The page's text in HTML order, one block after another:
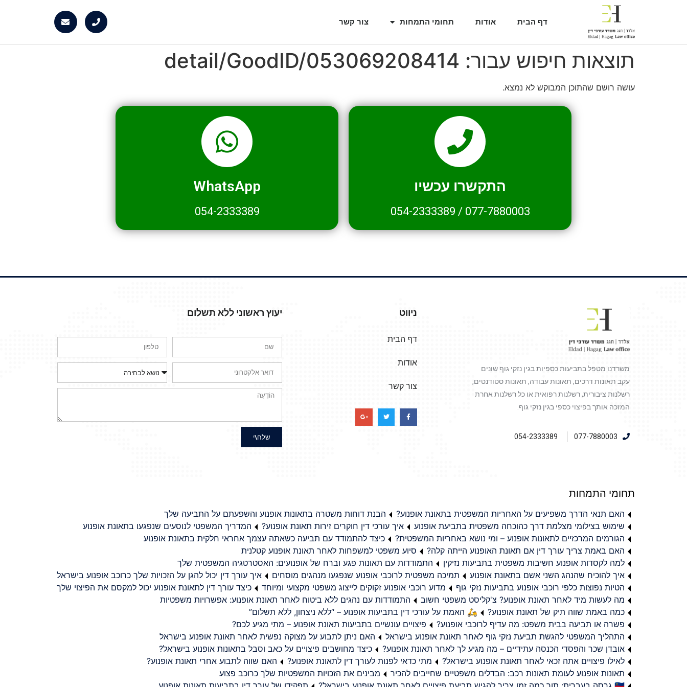
דף הבית אודות תחומי התמחות צור קשר
תוצאות חיפוש עבור: detail/GoodID/053069208414
עושה רושם שהתוכן המבוקש לא נמצא.
התקשרו עכשיו
077-7880003
/
054-2333389
WhatsApp
054-2333389
משרדנו מטפל בתביעות כספיות בגין נזקי גוף שונים
עקב תאונות דרכים, תאונות עבודה, תאונות סטודנטים,
רשלנות ציבורית, רשלנות רפואית או כל רשלנות אחרת
המזכה אותך בפיצוי כספי בגין נזקי גוף.
077-7880003
054-2333389
ניווט
דף הבית
אודות
צור קשר
יעוץ ראשוני ללא תשלום
שלח\י
תחומי התמחות
האם תנאי הדרך משפיעים על האחריות המשפטית בתאונת אופנוע?
הבנת דוחות משטרה בתאונות אופנוע והשפעתם על התביעה שלך
שימוש בצילומי מצלמת דרך כהוכחה משפטית בתביעת אופנוע
איך עורכי דין חוקרים זירות תאונת אופנוע?
המדריך המשפטי לנוסעים שנפגעו בתאונת אופנוע
הגורמים המרכזיים לתאונות אופנוע – ומי נושא באחריות המשפטית?
כיצד להתמודד עם תביעה כשאתה עצמך אחראי חלקית בתאונת אופנוע
האם באמת צריך עורך דין אם תאונת האופנוע הייתה קלה?
סיוע משפטי למשפחות לאחר תאונת אופנוע קטלנית
למה לקסדות אופנוע חשיבות משפטית בתביעות נזיקין
התמודדות עם תאונות פגע וברח של אופנועים: האסטרטגיה המשפטית שלך
איך להוכיח שהנהג השני אשם בתאונת אופנוע
תמיכה משפטית לרוכבי אופנוע שנפגעו מנהגים מוסחים
איך עורך דין יכול להגן על הזכויות שלך כרוכב אופנוע בישראל
הטיות נפוצות כלפי רוכבי אופנוע בתביעות נזקי גוף
מדוע רוכבי אופנוע זקוקים לייצוג משפטי מקצועי ומיוחד
כיצד עורך דין לתאונת אופנוע יכול למקסם את הפיצוי שלך
מה לעשות מיד לאחר תאונת אופנוע? צ'קליסט משפטי חשוב
התמודדות עם נהגים ללא ביטוח לאחר תאונת אופנוע: אפשרויות משפטיות
כמה באמת שווה תיק של תאונת אופנוע?
🛵 האמת על עורכי דין בתביעות אופנוע – “ללא ניצחון, ללא תשלום”
פשרה או תביעה בבית משפט: מה עדיף לרוכבי אופנוע?
פיצויים עונשיים בתביעות תאונת אופנוע – מתי מגיע לכם?
התהליך המשפטי להגשת תביעת נזקי גוף לאחר תאונת אופנוע בישראל
האם ניתן לתבוע על מצוקה נפשית לאחר תאונת אופנוע בישראל
אובדן שכר והפסדי הכנסה עתידיים – מה מגיע לך לאחר תאונת אופנוע?
כיצד מחושבים פיצויים על כאב וסבל בתאונות אופנוע בישראל?
לאילו פיצויים אתה זכאי לאחר תאונת אופנוע בישראל?
מתי כדאי לפנות לעורך דין לתאונת אופנוע?
האם שווה לתבוע אחרי תאונת אופנוע?
תאונות אופנוע לעומת תאונות רכב: הבדלים משפטיים שחייבים להכיר
מבינים את הזכויות המשפטיות שלך כרוכב פצוע